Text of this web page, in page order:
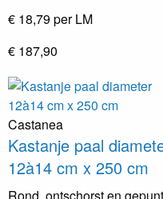
€ 18,79 per LM
€ 187,90
Castanea
Kastanje paal
12à14 cm x 250 cm